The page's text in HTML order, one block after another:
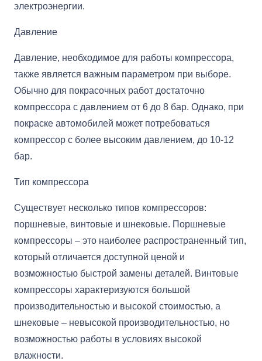
электроэнергии.
Давление
Давление, необходимое для работы компрессора,
также является важным параметром при выборе.
Обычно для покрасочных работ достаточно
компрессора с давлением от 6 до 8 бар. Однако, при
покраске автомобилей может потребоваться
компрессор с более высоким давлением, до 10-12
бар.
Тип компрессора
Существует несколько типов компрессоров:
поршневые, винтовые и шнековые. Поршневые
компрессоры – это наиболее распространенный тип,
который отличается доступной ценой и
возможностью быстрой замены деталей. Винтовые
компрессоры характеризуются большой
производительностью и высокой стоимостью, а
шнековые – невысокой производительностью, но
возможностью работы в условиях высокой
влажности.